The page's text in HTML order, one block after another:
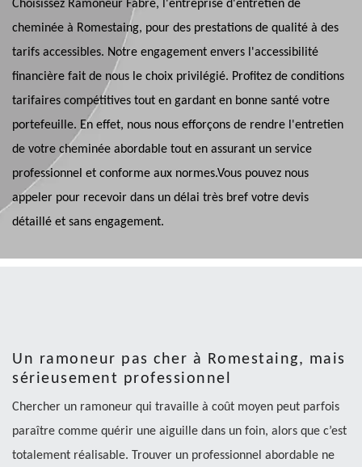
Choisissez Ramoneur Fabre, l'entreprise d'entretien de
cheminée à Romestaing, pour des prestations de qualité à des
tarifs accessibles. Notre engagement envers l'accessibilité
financière fait de nous le choix privilégié. Profitez de conditions
tarifaires compétitives tout en gardant en bonne santé votre
portefeuille. En effet, nous nous efforçons de rendre l'entretien
de votre cheminée abordable tout en assurant un service
professionnel et conforme aux normes.Vous pouvez nous
appeler pour recevoir dans un délai très bref votre devis
détaillé et sans engagement.
Un ramoneur pas cher à Romestaing, mais
sérieusement professionnel
Chercher un ramoneur qui travaille à coût moyen peut parfois
paraître comme quérir une aiguille dans un foin, alors que c’est
totalement réalisable. Trouver un professionnel abordable ne